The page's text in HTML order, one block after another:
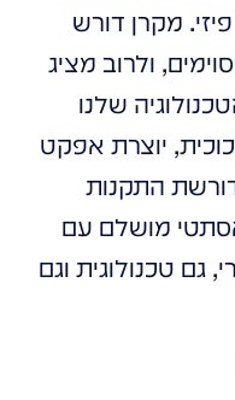
מקרן דורש
ולרוב מציג
שלנו
יוצרת אפקט
התקנות
מושלם עם
גם טכנולוגית וגם